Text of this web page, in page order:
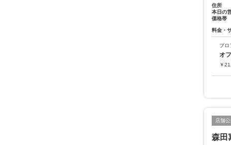
住所
本日の
価格帯
料金・
プロ
オ
￥
店舗公
森田